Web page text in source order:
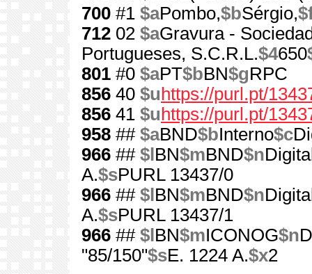
700 #1 $aPombo,$bSérgio,
712 02 $aGravura -
Portugueses, S.C.R.L.$4650
801 #0 $aPT$bBN$gRPC
856 40 $u https://purl.pt/
856 41 $u https://purl.pt/
958 ## $aBND$bInterno$c
966 ## $l BN$mBND$n
A.$sPURL 13437/0
966 ## $l BN$mBND$n
A.$sPURL 13437/1
966 ## $l BN$mICONOG$n
"85/150"$sE. 1224 A.$x2